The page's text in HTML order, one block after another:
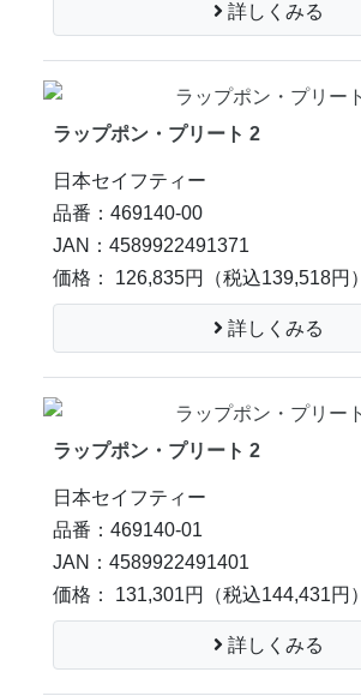
詳しくみる
ラップポン・プリート 2
日本セイフティー
品番：469140-00
JAN：4589922491371
価格： 126,835円
（税込139,518円）
詳しくみる
ラップポン・プリート 2
日本セイフティー
品番：469140-01
JAN：4589922491401
価格： 131,301円
（税込144,431円）
詳しくみる